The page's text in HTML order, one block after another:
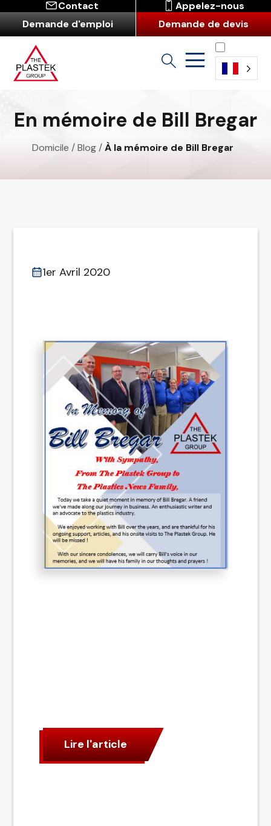
Contact
Appelez-nous
Demande d'emploi
Demande de devis
En mémoire de Bill Bregar
Domicile /Blog /À la mémoire de Bill Bregar
1er Avril 2020
Lire l'article